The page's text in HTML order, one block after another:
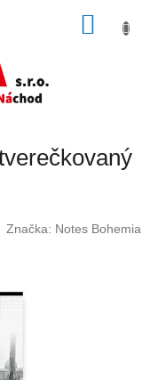
Značka: Notes Bohemia